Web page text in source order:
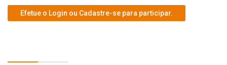
Efetue o Login ou Cadastre-se para participar.